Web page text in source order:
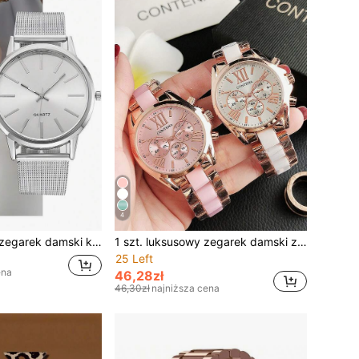
1 szt. luksusowy zegarek damski klasy premium, modny, minimalistyczny, srebrny, siatkowy zegarek kwarcowy z markerami, zegarek damski na prezent, idealny na prezent (tylko zegarek)
4
1 szt. luksusowy zegarek damski z różowego złota, kwarcowy, modny damski zegarek na rękę
25 Left
46,28zł
46,30zł najniższa cena